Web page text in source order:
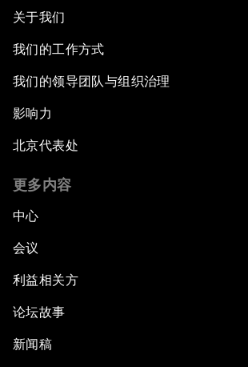
关于我们
我们的工作方式
我们的领导团队与组织治理
影响力
北京代表处
更多内容
中心
会议
利益相关方
论坛故事
新闻稿